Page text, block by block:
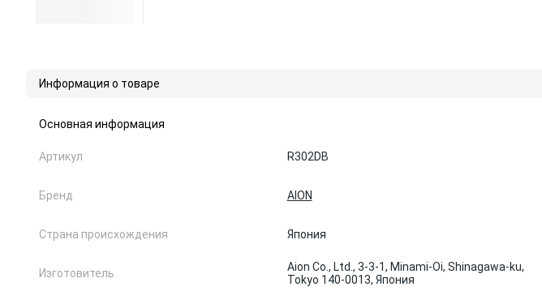
Информация о товаре
Основная информация
Артикул R302DB
Бренд AION
Страна происхождения Япония
Изготовитель
Aion Co., Ltd., 3-3-1, Minami-Oi, Shinagawa-ku,
Tokyo 140-0013, Япония